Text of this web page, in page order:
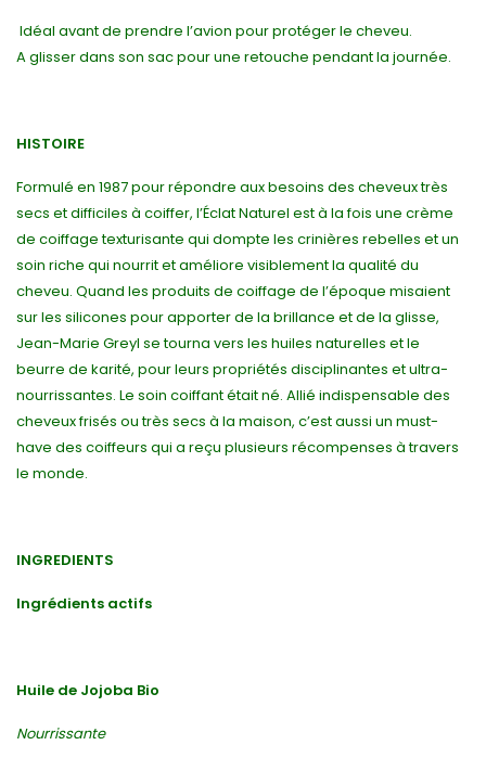
Idéal avant de prendre l’avion pour protéger le cheveu.
A glisser dans son sac pour une retouche pendant la journée.
HISTOIRE
Formulé en 1987 pour répondre aux besoins des cheveux très
secs et difficiles à coiffer, l’Éclat Naturel est à la fois une crème
de coiffage texturisante qui dompte les crinières rebelles et un
soin riche qui nourrit et améliore visiblement la qualité du
cheveu. Quand les produits de coiffage de l’époque misaient
sur les silicones pour apporter de la brillance et de la glisse,
Jean-Marie Greyl se tourna vers les huiles naturelles et le
beurre de karité, pour leurs propriétés disciplinantes et ultra-
nourrissantes. Le soin coiffant était né. Allié indispensable des
cheveux frisés ou très secs à la maison, c’est aussi un must-
have des coiffeurs qui a reçu plusieurs récompenses à travers
le monde.
INGREDIENTS
Ingrédients actifs
Huile de Jojoba Bio
Nourrissante